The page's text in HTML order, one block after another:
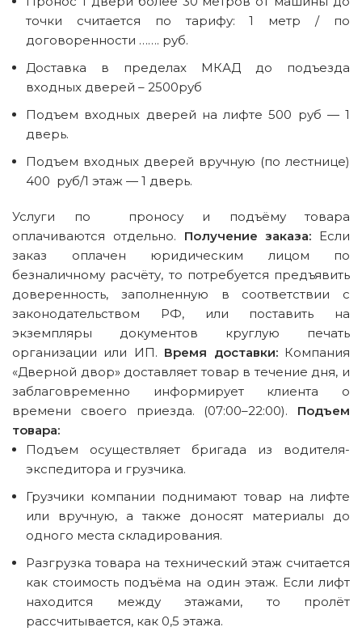
точки считается по тарифу: 1 метр / по
договоренности ……. руб.
Доставка в пределах МКАД до подъезда
входных дверей – 2500руб
Подъем входных дверей на лифте 500 руб — 1
дверь.
Подъем входных дверей вручную (по лестнице)
400 руб/1 этаж — 1 дверь.
Услуги по проносу и подъёму товара
оплачиваются отдельно. Получение заказа: Если
заказ оплачен юридическим лицом по
безналичному расчёту, то потребуется предъявить
доверенность, заполненную в соответствии с
законодательством РФ, или поставить на
экземпляры документов круглую печать
организации или ИП. Время доставки:Компания
«Дверной двор» доставляет товар в течение дня, и
заблаговременно информирует клиента о
времени своего приезда. (07:00–22:00). Подъем
товара:
Подъем осуществляет бригада из водителя-
экспедитора и грузчика.
Грузчики компании поднимают товар на лифте
или вручную, а также доносят материалы до
одного места складирования.
Разгрузка товара на технический этаж считается
как стоимость подъёма на один этаж. Если лифт
находится между этажами, то пролёт
рассчитывается, как 0,5 этажа.